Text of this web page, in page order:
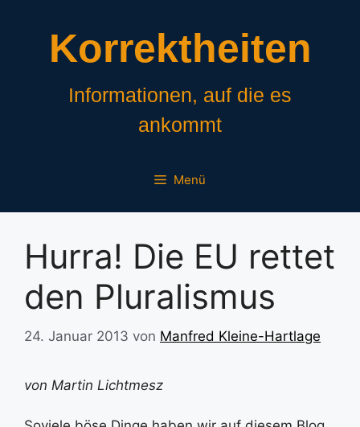
Korrektheiten
Informationen, auf die es
ankommt
Menü
Hurra! Die EU rettet
den Pluralismus
24. Januar 2013 von Manfred Kleine-Hartlage
von Martin Lichtmesz